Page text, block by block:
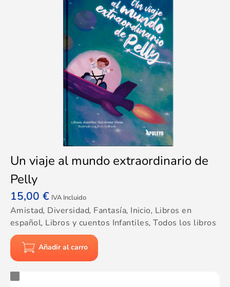
Un viaje al mundo extraordinario de
Pelly
15,00 € IVA Incluido
Amistad, Diversidad, Fantasía, Inicio, Libros en
español, Libros y cuentos Infantiles,Todos los libros
Añadir al carro